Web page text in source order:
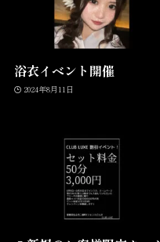
浴衣イベント開催
2024年8月11日